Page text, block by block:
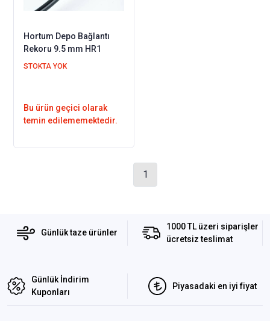
Hortum Depo Bağlantı
Rekoru 9.5 mm HR1
STOKTA YOK
Bu ürün geçici olarak
temin edilememektedir.
1
Günlük taze ürünler
1000 TL üzeri siparişler
ücretsiz teslimat
Günlük İndirim
Kuponları
Piyasadaki en iyi fiyat